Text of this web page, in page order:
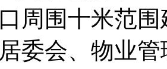
周围十米范
委会、物业